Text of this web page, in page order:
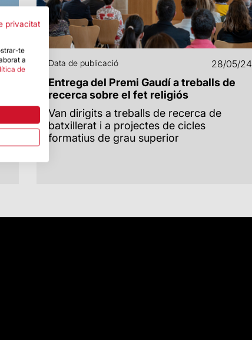
Data de publicació 28/05/24
Entrega del Premi Gaudí a treballs de
recerca sobre el fet religiós
Van dirigits a treballs de recerca de
batxillerat i a projectes de cicles
formatius de grau superior
privacitat
te
a
de